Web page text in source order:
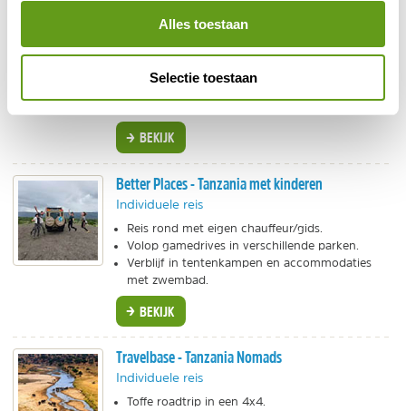
Alles toestaan
Selectie toestaan
Individuele reis
Geweldige combi van safari en strand.
Bezoek 4 nationale parken.
BEKIJK
Better Places - Tanzania met kinderen
Individuele reis
Reis rond met eigen chauffeur/gids.
Volop gamedrives in verschillende parken.
Verblijf in tentenkampen en accommodaties
met zwembad.
BEKIJK
Travelbase - Tanzania Nomads
Individuele reis
Toffe roadtrip in een 4x4.